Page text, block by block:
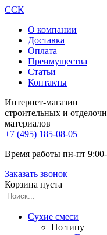
CCK
О компании
Доставка
Оплата
Преимущества
Статьи
Контакты
Интернет-магазин
строительных и
материалов
+7 (495) 185-08-05
Время работы пн-пт
Заказать звонок
Корзина пуста
Сухие смеси
По типу